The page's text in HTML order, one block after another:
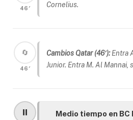
46′
Cornelius.
🔄
46′
Cambios Qatar (46′):Entra
Junior. Entra M. Al Mannai,
⏸️ Medio tiempo en BC